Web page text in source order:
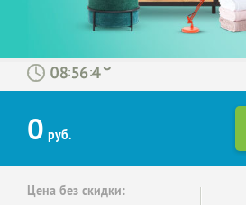
: :
0 руб.
Цена без скидки: